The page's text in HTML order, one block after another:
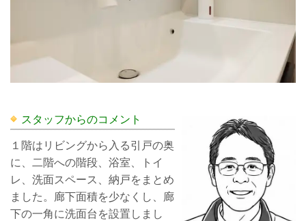
スタッフからのコメント
１階はリビングから入る引戸の奥
に、二階への階段、浴室、トイ
レ、洗面スペース、納戸をまとめ
ました。廊下面積を少なくし、廊
下の一角に洗面台を設置しまし